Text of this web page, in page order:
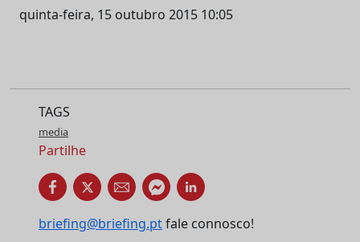
quinta-feira, 15 outubro 2015 10:05
TAGS
media
Partilhe
briefing@briefing.ptfale connosco!